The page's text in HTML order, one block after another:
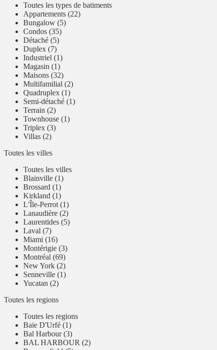
Toutes les types de batiments
Appartements (22)
Bungalow (5)
Condos (35)
Détaché (5)
Duplex (7)
Industriel (1)
Magasin (1)
Maisons (32)
Multifamilial (2)
Quadruplex (1)
Semi-détaché (1)
Terrain (2)
Townhouse (1)
Triplex (3)
Villas (2)
Toutes les villes
Toutes les villes
Blainville (1)
Brossard (1)
Kirkland (1)
L'Île-Perrot (1)
Lanaudière (2)
Laurentides (5)
Laval (7)
Miami (16)
Montérigie (3)
Montréal (69)
New York (2)
Senneville (1)
Yucatan (2)
Toutes les regions
Toutes les regions
Baie D'Urfé (1)
Bal Harbour (3)
BAL HARBOUR (2)